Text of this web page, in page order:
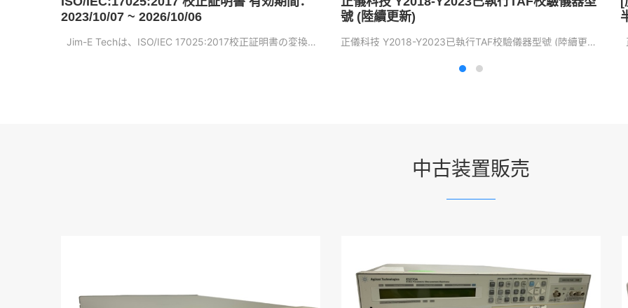
2023/10/07 ~ 2026/10/06
Jim-E Techは、ISO/IEC 17025:2017校正証明書の変換、新規認証…
號 (陸續更新)
正儀科技 Y2018-Y2023已執行TAF校驗儀器型號 (陸續更新) 詳見連結列表檔案： Y201…
中古装置販売